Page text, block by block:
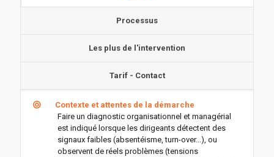
Processus
Les plus de l'intervention
Tarif - Contact
Contexte et attentes de la démarche
Faire un diagnostic organisationnel et managérial
est indiqué lorsque les dirigeants détectent des
signaux faibles (absentéisme, turn-over...), ou
observent de réels problèmes (tensions